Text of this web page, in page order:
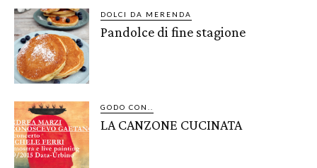
DOLCI DA MERENDA
Pandolce di fine stagione
GODO CON..
LA CANZONE CUCINATA